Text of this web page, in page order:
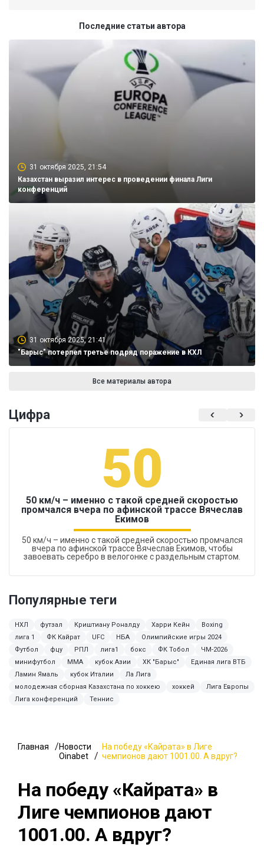
Последние статьи автора
31 октября 2025, 21:54
Казахстан выразил интерес в проведении финала Лиги
конференций
31 октября 2025, 21:41
"Барыс" потерпел третье подряд поражение в КХЛ
Все материалы автора
Цифра
50
50 км/ч – именно с такой средней скоростью
промчался вчера по афинской трассе Вячеслав
Екимов
50 км/ч – именно с такой средней скоростью промчался
вчера по афинской трассе Вячеслав Екимов, чтобы
завоевать серебро в велогонке с раздельным стартом.
Популярные теги
НХЛ футзал Криштиану Роналду Харри Кейн
Boxing
лига 1
ФК Кайрат UFC НБА
Олимпийские игры 2024
Футбол
фцу РПЛ лига1 бокс ФК Тобол
ЧМ-2026
минифутбол
ММА кубок Азии ХК "Барыс"
Единая лига ВТБ
Ламин Ямаль
кубок Италии
Ла Лига
молодежная сборная Казахстана по хоккею
хоккей
Лига Европы
Лига конференций
Теннис
Главная
Новости
Oinabet
На победу «Кайрата» в Лиге
чемпионов дают 1001.00. А вдруг?
На победу «Кайрата» в
Лиге чемпионов дают
1001.00. А вдруг?